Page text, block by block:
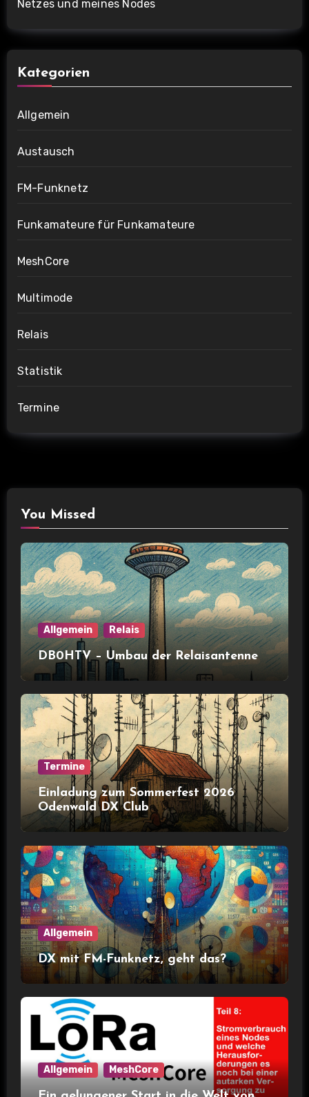
Netzes und meines Nodes
Kategorien
Allgemein
Austausch
FM-Funknetz
Funkamateure für Funkamateure
MeshCore
Multimode
Relais
Statistik
Termine
You Missed
Allgemein Relais
DB0HTV – Umbau der Relaisantenne
Termine
Einladung zum Sommerfest 2026
Odenwald DX Club
Allgemein
DX mit FM-Funknetz, geht das?
Allgemein MeshCore